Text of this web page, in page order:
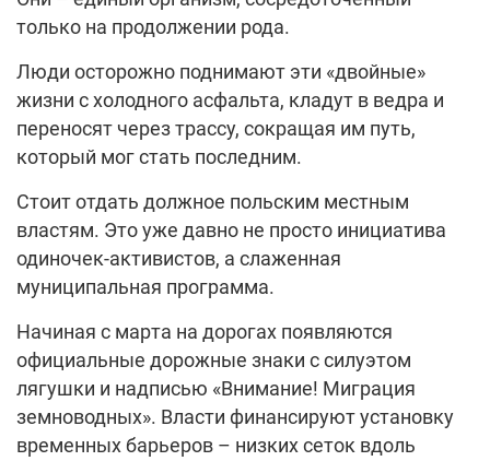
только на продолжении рода.
Люди осторожно поднимают эти «двойные»
жизни с холодного асфальта, кладут в ведра и
переносят через трассу, сокращая им путь,
который мог стать последним.
Стоит отдать должное польским местным
властям. Это уже давно не просто инициатива
одиночек-активистов, а слаженная
муниципальная программа.
Начиная с марта на дорогах появляются
официальные дорожные знаки с силуэтом
лягушки и надписью «Внимание! Миграция
земноводных». Власти финансируют установку
временных барьеров – низких сеток вдоль